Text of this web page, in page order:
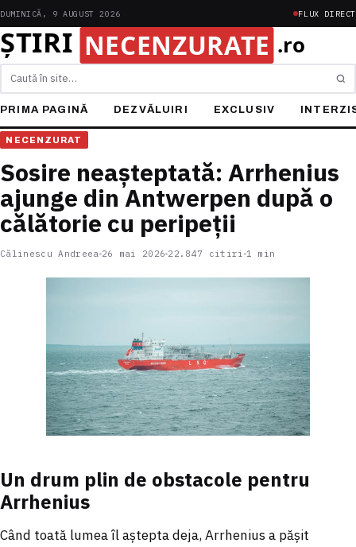
DUMINICĂ, 9 AUGUST 2026 FLUX DIRECT
Caută
PRIMA PAGINĂ DEZVĂLUIRI EXCLUSIV
NECENZURAT
Sosire neașteptată: Arrhenius
ajunge din Antwerpen după o
călătorie cu peripeții
Călinescu Andreea 26 mai 2026 22.847 citiri 1 min
Un drum plin de obstacole pentru
Arrhenius
Când toată lumea îl aștepta deja, Arrhenius a pășit